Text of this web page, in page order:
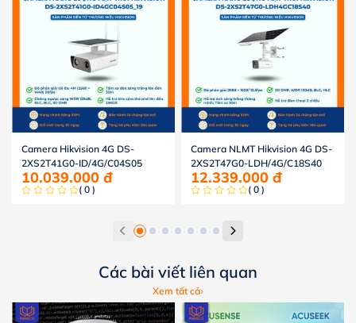
Camera Hikvision 4G DS-
2XS2T41G0-ID/4G/C04S05
10.039.000 đ
( 0 )
Camera NLMT Hikvision 4G DS-
2XS2T47G0-LDH/4G/C18S40
12.339.000 đ
( 0 )
Các bài viết liên quan
Xem tất cả